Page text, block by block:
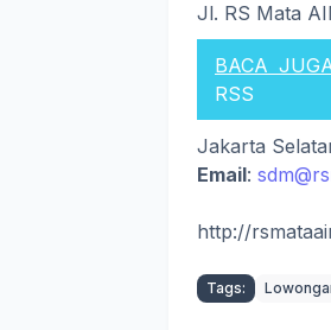
Jl. RS Mata
BACA
RSS
Jakarta
Email:
http://
Tags: